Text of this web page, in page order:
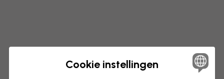
Cookie instellingen